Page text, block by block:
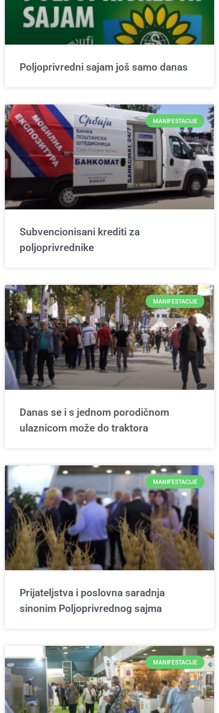
Poljoprivredni sajam još samo danas
MANIFESTACIJE
Subvencionisani krediti za
poljoprivrednike
MANIFESTACIJE
Danas se i s jednom porodičnom
ulaznicom može do traktora
MANIFESTACIJE
Prijateljstva i poslovna saradnja
sinonim Poljoprivrednog sajma
MANIFESTACIJE